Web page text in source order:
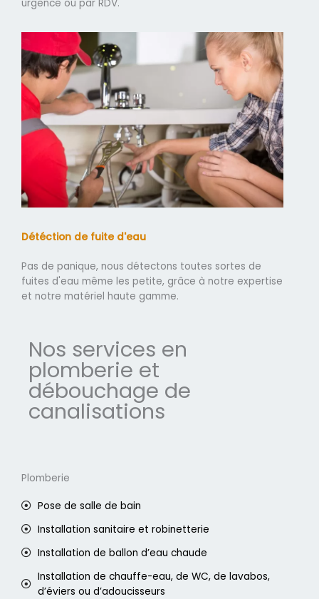
urgence ou par RDV.
Détéction de fuite d'eau
Pas de panique, nous détectons toutes sortes de
fuites d'eau même les petite, grâce à notre expertise
et notre matériel haute gamme.
Nos services en
plomberie et
débouchage de
canalisations
Plomberie
Pose de salle de bain
Installation sanitaire et robinetterie
Installation de ballon d’eau chaude
Installation de chauffe-eau, de WC, de lavabos,
d’éviers ou d’adoucisseurs